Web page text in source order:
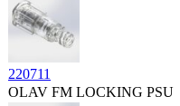
220711
OLAV FM LOCKING PSU